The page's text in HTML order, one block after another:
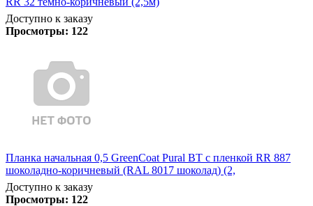
Доступно к заказу
Просмотры: 122
Планка начальная 0,5 GreenCoat Pural BT с пленкой RR 887
шоколадно-коричневый (RAL 8017 шоколад) (2,
Доступно к заказу
Просмотры: 122